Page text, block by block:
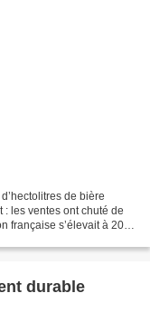
de bière
: les ventes ont chuté de
s’élevait à 20,2
durable